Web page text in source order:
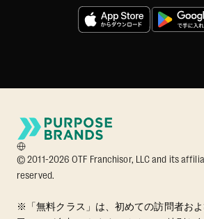
© 2011-2026 OTF Franchisor, LLC and its
reserved.
※「無料クラス」は、初めての訪問者お